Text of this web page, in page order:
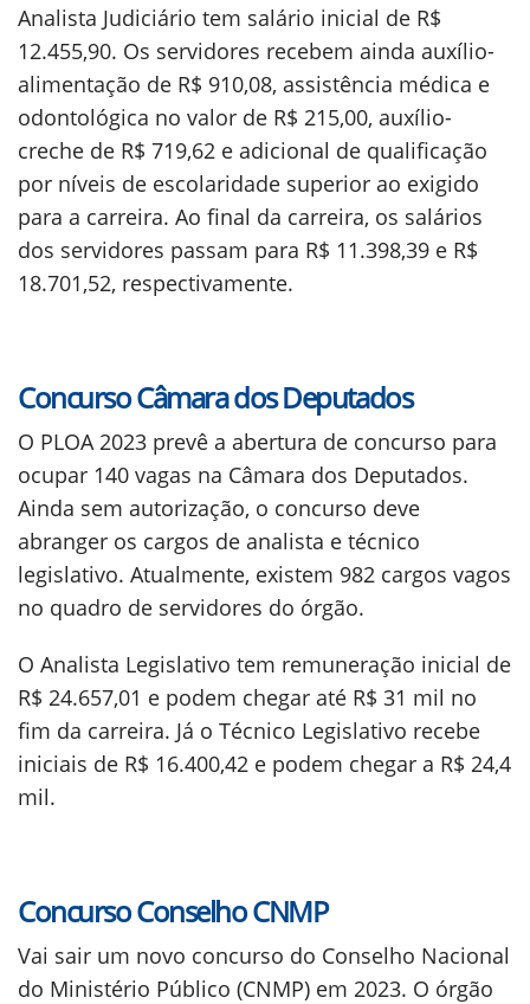
Analista Judiciário tem salário inicial de R$
12.455,90. Os servidores recebem ainda auxílio-
alimentação de R$ 910,08, assistência médica e
odontológica no valor de R$ 215,00, auxílio-
creche de R$ 719,62 e adicional de qualificação
por níveis de escolaridade superior ao exigido
para a carreira. Ao final da carreira, os salários
dos servidores passam para R$ 11.398,39 e R$
18.701,52, respectivamente.
Concurso Câmara dos Deputados
O PLOA 2023 prevê a abertura de concurso para
ocupar 140 vagas na Câmara dos Deputados.
Ainda sem autorização, o concurso deve
abranger os cargos de analista e técnico
legislativo. Atualmente, existem 982 cargos vagos
no quadro de servidores do órgão.
O Analista Legislativo tem remuneração inicial de
R$ 24.657,01 e podem chegar até R$ 31 mil no
fim da carreira. Já o Técnico Legislativo recebe
iniciais de R$ 16.400,42 e podem chegar a R$ 24,4
mil.
Concurso Conselho CNMP
Vai sair um novo concurso do Conselho Nacional
do Ministério Público (CNMP) em 2023. O órgão